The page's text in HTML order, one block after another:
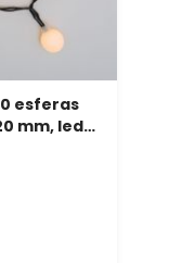
esferas
mm, led